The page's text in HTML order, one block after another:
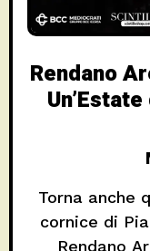
Rendano
Torna anche
cornice di
Rendano